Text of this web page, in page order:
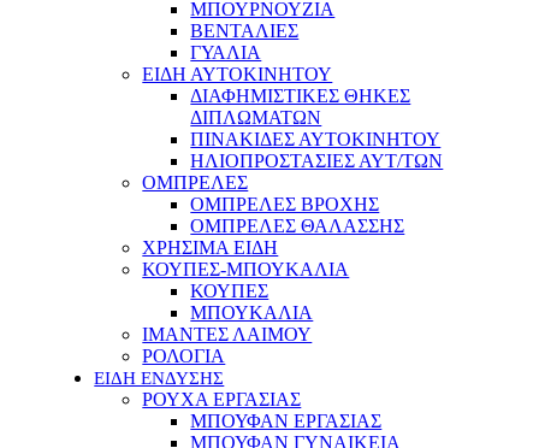
ΜΠΟΥΡΝΟΥΖΙΑ
ΒΕΝΤΑΛΙΕΣ
ΓΥΑΛΙΑ
ΕΙΔΗ ΑΥΤΟΚΙΝΗΤΟΥ
ΔΙΑΦΗΜΙΣΤΙΚΕΣ ΘΗΚΕΣ
ΔΙΠΛΩΜΑΤΩΝ
ΠΙΝΑΚΙΔΕΣ ΑΥΤΟΚΙΝΗΤΟΥ
ΗΛΙΟΠΡΟΣΤΑΣΙΕΣ ΑΥΤ/ΤΩΝ
ΟΜΠΡΕΛΕΣ
ΟΜΠΡΕΛΕΣ ΒΡΟΧΗΣ
ΟΜΠΡΕΛΕΣ ΘΑΛΑΣΣΗΣ
ΧΡΗΣΙΜΑ ΕΙΔΗ
ΚΟΥΠΕΣ-ΜΠΟΥΚΑΛΙΑ
ΚΟΥΠΕΣ
ΜΠΟΥΚΑΛΙΑ
ΙΜΑΝΤΕΣ ΛΑΙΜΟΥ
ΡΟΛΟΓΙΑ
ΕΙΔΗ ΕΝΔΥΣΗΣ
ΡΟΥΧΑ ΕΡΓΑΣΙΑΣ
ΜΠΟΥΦΑΝ ΕΡΓΑΣΙΑΣ
ΜΠΟΥΦΑΝ ΓΥΝΑΙΚΕΙΑ